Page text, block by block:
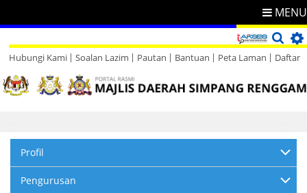
MENU
Hubungi Kami
Direktori
Soalan Lazim Pautan Bantuan Peta Laman Daftar
Profil
Pengurusan